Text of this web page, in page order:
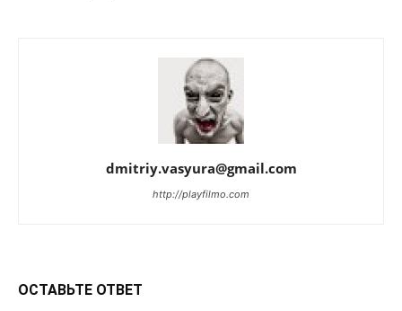
dmitriy.vasyura@gmail.com
http://playfilmo.com
ОСТАВЬТЕ ОТВЕТ